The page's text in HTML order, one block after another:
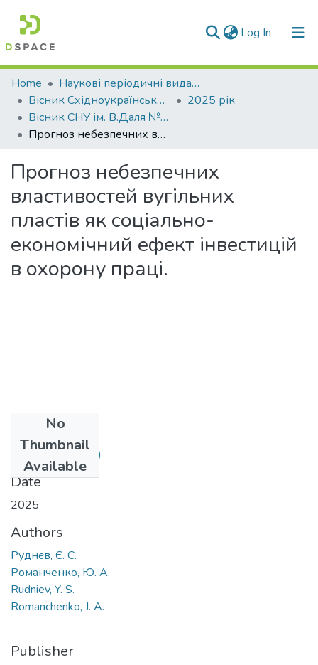
Log In (current)
Communities & Collections
All of DSpace
Statistics
Home
Наукові періодичні видання СНУ ім. В. Даля
Вісник Східноукраїнського національного університету імені В. Даля
2025 рік
Вісник СНУ ім. В.Даля № 6 (292) 2025
Прогноз небезпечних властивостей вугільних пластів як соціально-економічний ефект інвестицій в охорону праці.
Прогноз небезпечних
властивостей вугільних
пластів як соціально-
економічний ефект інвестицій
в охорону праці.
No
Thumbnail
Available
7.pdf(658.16 KB)
Date
2025
Authors
Руднєв, Є. С.
Романченко, Ю. А.
Rudniev, Y. S.
Romanchenko, J. A.
Publisher